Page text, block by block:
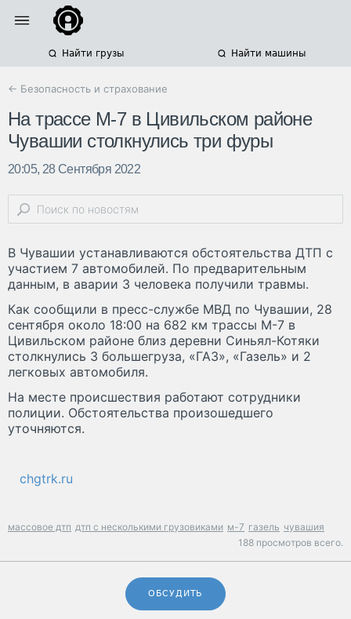
Найти грузы Найти машины
← Безопасность и страхование
На трассе М-7 в Цивильском районе
Чувашии столкнулись три фуры
20:05, 28 Сентября 2022
В Чувашии устанавливаются обстоятельства ДТП с
участием 7 автомобилей. По предварительным
данным, в аварии 3 человека получили травмы.
Как сообщили в пресс-службе МВД по Чувашии, 28
сентября около 18:00 на 682 км трассы М-7 в
Цивильском районе близ деревни Синьял-Котяки
столкнулись 3 большегруза, «ГАЗ», «Газель» и 2
легковых автомобиля.
На месте происшествия работают сотрудники
полиции. Обстоятельства произошедшего
уточняются.
chgtrk.ru
массовое дтп дтп с несколькими грузовиками м-7 газель чувашия
188 просмотров всего.
ОБСУДИТЬ